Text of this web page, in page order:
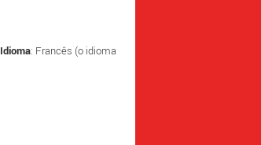
Idioma: Francês (o idioma